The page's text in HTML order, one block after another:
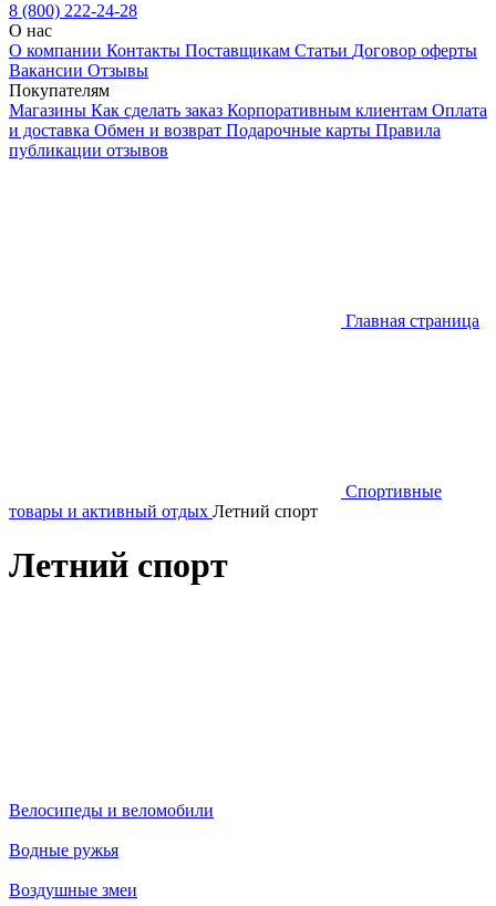
8 (800) 222-24-28
О нас
О компании Контакты Поставщикам Статьи Договор оферты
Вакансии Отзывы
Покупателям
Магазины Как сделать заказ Корпоративным клиентам Оплата
и доставка Обмен и возврат Подарочные карты Правила
публикации отзывов
Главная страница
Спортивные
товары и активный отдых Летний спорт
Летний спорт
Велосипеды и веломобили
Водные ружья
Воздушные змеи